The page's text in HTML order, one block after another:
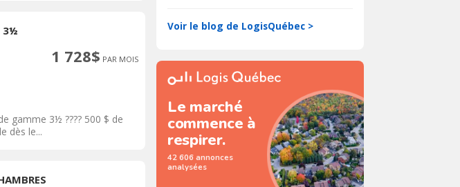
3½
1 728$ PAR MOIS
gamme 3½ ???? 500 $ de
dès le...
Voir le blog de LogisQuébec >
Le marché
commence à
respirer.
42 606 annonces
analysées